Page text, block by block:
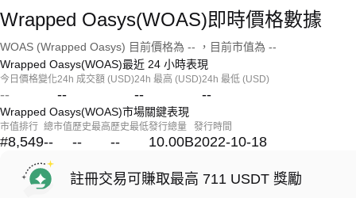
Wrapped Oasys(WOAS)即時價格數據
WOAS (Wrapped Oasys) 目前價格為 -- ，目前市值為 --
Wrapped Oasys(WOAS)最近 24 小時表現
今日價格變化
--
24h 成交額 (USD)
--
24h 最高 (USD)
--
24h 最低 (USD)
--
Wrapped Oasys(WOAS)市場關鍵表現
市值排行
#8,549
總市值
--
歷史最高
--
歷史最低
--
發行總量
10.00B
發行時間
2022-10-18
註冊交易可賺取最高 711 USDT 獎勵